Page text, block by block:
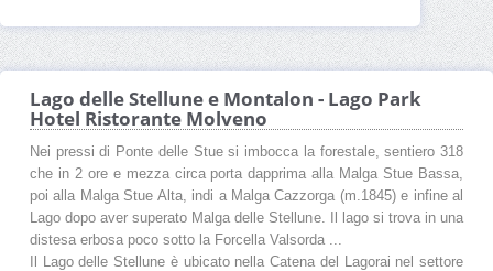
Lago delle Stellune e Montalon - Lago Park
Hotel Ristorante Molveno
Nei pressi di Ponte delle Stue si imbocca la forestale, sentiero 318
che in 2 ore e mezza circa porta dapprima alla Malga Stue Bassa,
poi alla Malga Stue Alta, indi a Malga Cazzorga (m.1845) e infine al
Lago dopo aver superato Malga delle Stellune. Il lago si trova in una
distesa erbosa poco sotto la Forcella Valsorda ...
Il Lago delle Stellune è ubicato nella Catena del Lagorai nel settore